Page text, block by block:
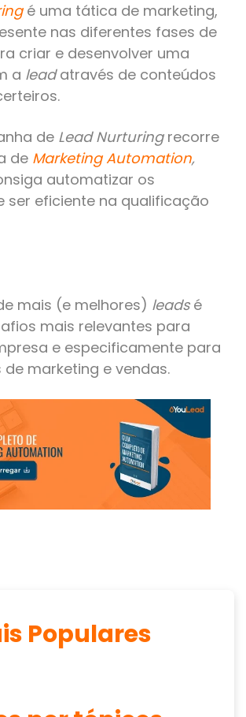
é uma tática de marketing,
nas diferentes fases de
criar e desenvolver uma
a leadatravés de conteúdos
de Lead Nurturingrecorre
de Marketing Automation,
automatizar os
ser eficiente na qualificação
mais (e melhores) leadsé
mais relevantes para
e especificamente para
marketing e vendas.
Populares